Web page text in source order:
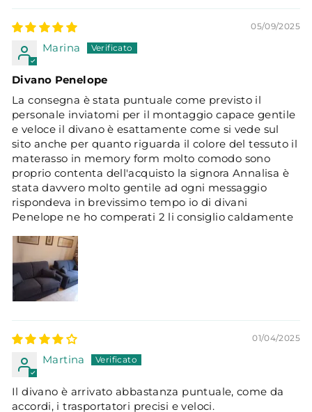
05/09/2025
Marina
Divano Penelope
La consegna è stata puntuale come previsto il
personale inviatomi per il montaggio capace gentile
e veloce il divano è esattamente come si vede sul
sito anche per quanto riguarda il colore del tessuto il
materasso in memory form molto comodo sono
proprio contenta dell'acquisto la signora Annalisa è
stata davvero molto gentile ad ogni messaggio
rispondeva in brevissimo tempo io di divani
Penelope ne ho comperati 2 li consiglio caldamente
01/04/2025
Martina
Il divano è arrivato abbastanza puntuale, come da
accordi, i trasportatori precisi e veloci.